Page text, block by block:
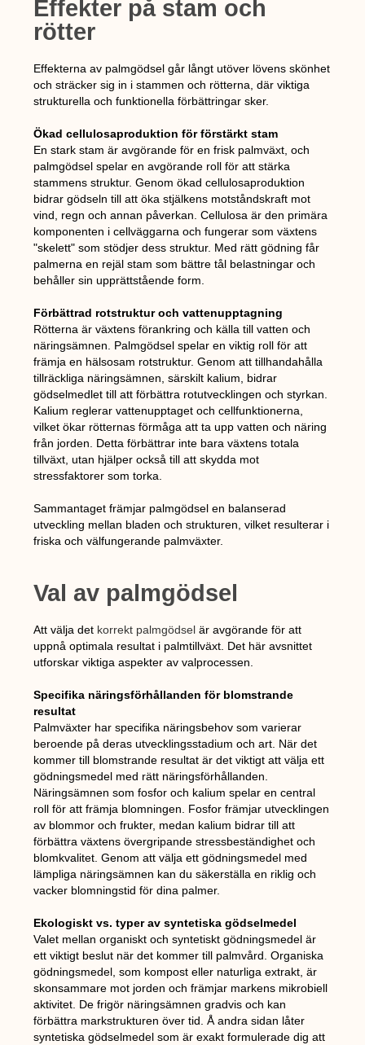
Effekter på stam och
rötter
Effekterna av palmgödsel går långt utöver lövens skönhet
och sträcker sig in i stammen och rötterna, där viktiga
strukturella och funktionella förbättringar sker.
Ökad cellulosaproduktion för förstärkt stam
En stark stam är avgörande för en frisk palmväxt, och
palmgödsel spelar en avgörande roll för att stärka
stammens struktur. Genom ökad cellulosaproduktion
bidrar gödseln till att öka stjälkens motståndskraft mot
vind, regn och annan påverkan. Cellulosa är den primära
komponenten i cellväggarna och fungerar som växtens
"skelett" som stödjer dess struktur. Med rätt gödning får
palmerna en rejäl stam som bättre tål belastningar och
behåller sin upprättstående form.
Förbättrad rotstruktur och vattenupptagning
Rötterna är växtens förankring och källa till vatten och
näringsämnen. Palmgödsel spelar en viktig roll för att
främja en hälsosam rotstruktur. Genom att tillhandahålla
tillräckliga näringsämnen, särskilt kalium, bidrar
gödselmedlet till att förbättra rotutvecklingen och styrkan.
Kalium reglerar vattenupptaget och cellfunktionerna,
vilket ökar rötternas förmåga att ta upp vatten och näring
från jorden. Detta förbättrar inte bara växtens totala
tillväxt, utan hjälper också till att skydda mot
stressfaktorer som torka.
Sammantaget främjar palmgödsel en balanserad
utveckling mellan bladen och strukturen, vilket resulterar i
friska och välfungerande palmväxter.
Val av palmgödsel
Att välja det korrekt palmgödsel är avgörande för att
uppnå optimala resultat i palmtillväxt. Det här avsnittet
utforskar viktiga aspekter av valprocessen.
Specifika näringsförhållanden för blomstrande
resultat
Palmväxter har specifika näringsbehov som varierar
beroende på deras utvecklingsstadium och art. När det
kommer till blomstrande resultat är det viktigt att välja ett
gödningsmedel med rätt näringsförhållanden.
Näringsämnen som fosfor och kalium spelar en central
roll för att främja blomningen. Fosfor främjar utvecklingen
av blommor och frukter, medan kalium bidrar till att
förbättra växtens övergripande stressbeständighet och
blomkvalitet. Genom att välja ett gödningsmedel med
lämpliga näringsämnen kan du säkerställa en riklig och
vacker blomningstid för dina palmer.
Ekologiskt vs. typer av syntetiska gödselmedel
Valet mellan organiskt och syntetiskt gödningsmedel är
ett viktigt beslut när det kommer till palmvård. Organiska
gödningsmedel, som kompost eller naturliga extrakt, är
skonsammare mot jorden och främjar markens mikrobiell
aktivitet. De frigör näringsämnen gradvis och kan
förbättra markstrukturen över tid. Å andra sidan låter
syntetiska gödselmedel som är exakt formulerade dig att